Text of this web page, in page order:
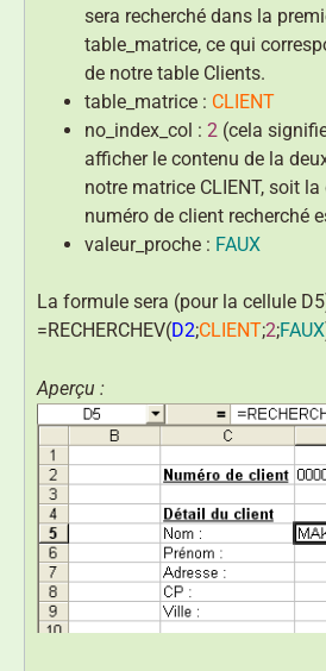
sera recherché dans la
table_matrice, ce qui
de notre table Clients.
table_matrice : CLIENT
no_index_col : 2 (cela
afficher le contenu de la
notre matrice CLIENT, soit
numéro de client recherché
valeur_proche : FAUX
La formule sera (pour la cellule
=RECHERCHEV(D2;CLIENT;2;FAUX
Aperçu :